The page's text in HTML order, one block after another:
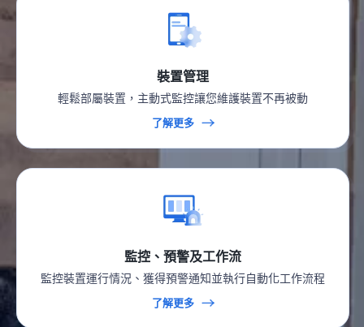
裝置管理
輕鬆部屬裝置，主動式監控讓您維護裝置不再被動
了解更多
監控、預警及工作流
監控裝置運行情況、獲得預警通知並執行自動化工作流程
了解更多